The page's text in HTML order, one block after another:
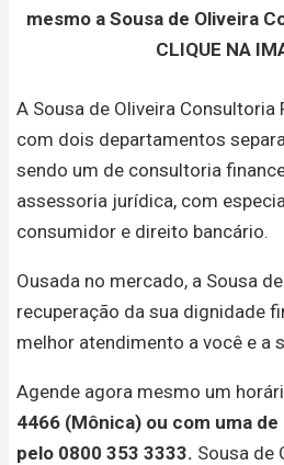
mesmo a Sousa de Oliveira
CLIQUE NA
A Sousa de Oliveira Consultoria
com dois departamentos
sendo um de consultoria
assessoria jurídica, com
consumidor e direito bancário.
Ousada no mercado, a Sousa
recuperação da sua dignidade
melhor atendimento a você e a
Agende agora mesmo um
4466 (Mônica) ou com uma
pelo 0800 353 3333. Sousa de